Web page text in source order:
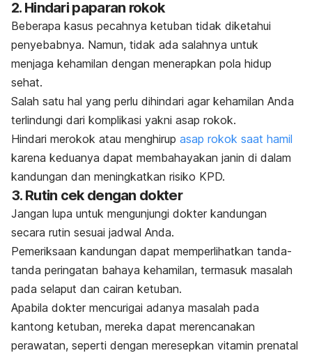
2. Hindari paparan rokok
Beberapa kasus pecahnya ketuban tidak diketahui
penyebabnya. Namun, tidak ada salahnya untuk
menjaga kehamilan dengan menerapkan pola hidup
sehat.
Salah satu hal yang perlu dihindari agar kehamilan Anda
terlindungi dari komplikasi yakni asap rokok.
Hindari merokok atau menghirup asap rokok saat hamil
karena keduanya dapat membahayakan janin di dalam
kandungan dan meningkatkan risiko KPD.
3. Rutin cek dengan dokter
Jangan lupa untuk mengunjungi dokter kandungan
secara rutin sesuai jadwal Anda.
Pemeriksaan kandungan dapat memperlihatkan tanda-
tanda peringatan bahaya kehamilan, termasuk masalah
pada selaput dan cairan ketuban.
Apabila dokter mencurigai adanya masalah pada
kantong ketuban, mereka dapat merencanakan
perawatan, seperti dengan meresepkan vitamin prenatal